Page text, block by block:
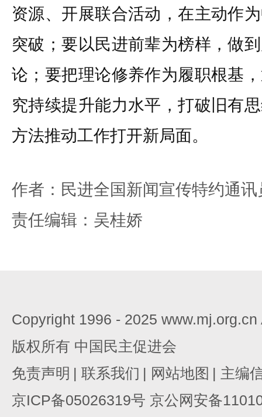
资源、开展联合活动，在主动作
突破；要以民进前辈为榜样，做
论；要把理论修养作为履职根基
究持续提升能力水平，打破旧有
方法推动工作打开新局面。
作者：民进全国新闻宣传特约通
责任编辑：吴桂娇
Copyright 1996 - 2025
版权所有 中国民主促进会
免责声明 | 联系我们 | 网站地图 | 主编
京ICP备05026319号 京公网安备